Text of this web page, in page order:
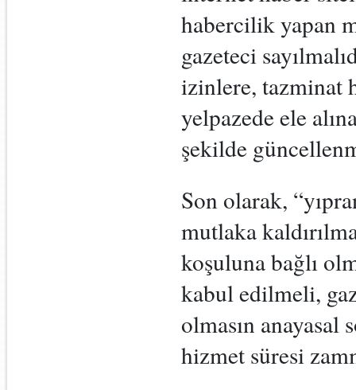
habercilik yapan
gazeteci
izinlere, tazminat
yelpazede ele
şekilde
Son olarak,
mutlaka
koşuluna bağlı
kabul edilmeli,
olmasın
hizmet süresi